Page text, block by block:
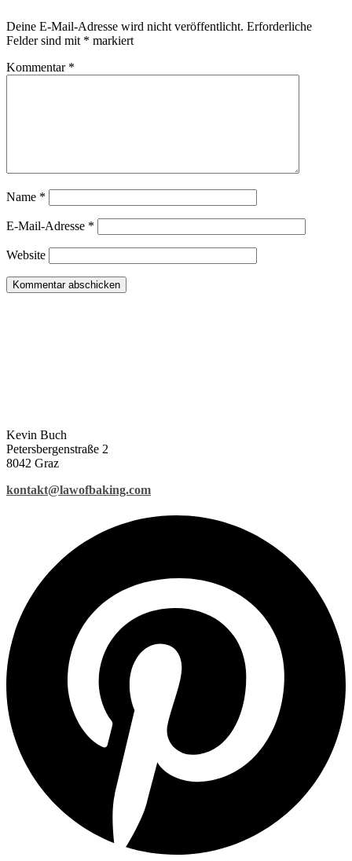
Deine E-Mail-Adresse wird nicht veröffentlicht. Erforderliche
Felder sind mit * markiert
Kommentar *
Name *
E-Mail-Adresse *
Website
Kevin Buch
Petersbergenstraße 2
8042 Graz
kontakt@lawofbaking.com